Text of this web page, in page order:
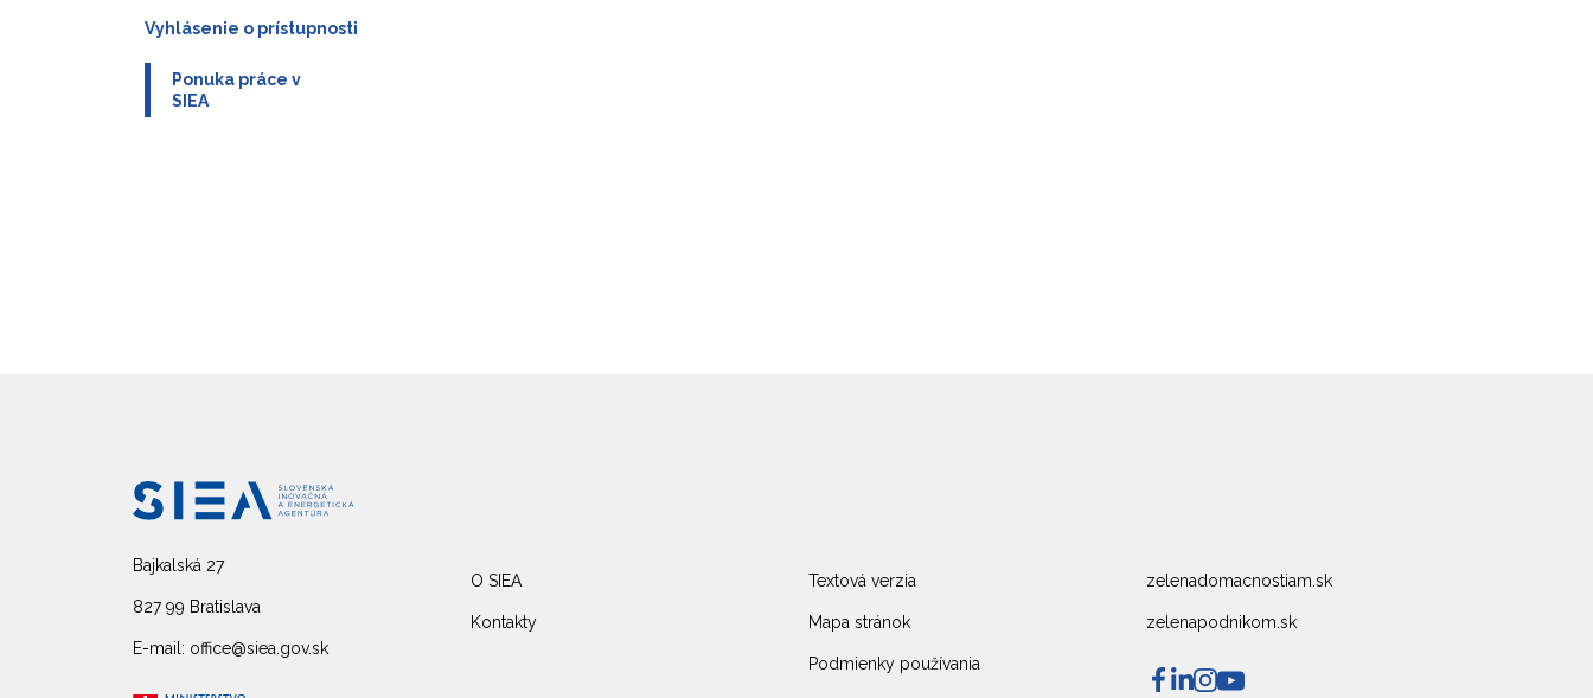
Vyhlásenie o prístupnosti
Ponuka práce v
SIEA
Bajkalská 27
827 99 Bratislava
E-mail: office@siea.gov.sk
O SIEA
Kontakty
Textová verzia
Mapa stránok
Podmienky používania
zelenadomacnostiam.sk
zelenapodnikom.sk